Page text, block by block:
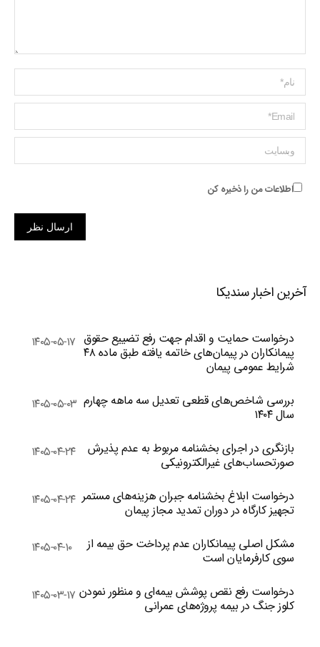
Name *
ایمیل *
وبسایت
اطلاعات من را ذخیره کن
ارسال نظر
آخرین اخبار سندیکا
درخواست حمایت و اقدام جهت رفع تضییع حقوق
پیمانکاران در پیمان‌های خاتمه یافته طبق ماده ۴۸
شرایط عمومی پیمان
۱۴۰۵-۰۵-۱۷
بررسی شاخص‌های قطعی تعدیل سه ماهه چهارم
سال ۱۴۰۴
۱۴۰۵-۰۵-۰۳
بازنگری در اجرای بخشنامه مربوط به عدم پذیرش
صورتحساب‌های غیرالکترونیکی
۱۴۰۵-۰۴-۲۴
درخواست ابلاغ بخشنامه جبران هزینه‌های مستمر
تجهیز کارگاه در دوران تمدید مجاز پیمان
۱۴۰۵-۰۴-۲۴
مشکل اصلی پیمانکاران عدم پرداخت حق بیمه از
سوی کارفرمایان است
۱۴۰۵-۰۴-۱۰
درخواست رفع نقص پوشش بیمه‌ای و منظور نمودن
کلوز جنگ در بیمه پروژه‌های عمرانی
۱۴۰۵-۰۳-۱۷